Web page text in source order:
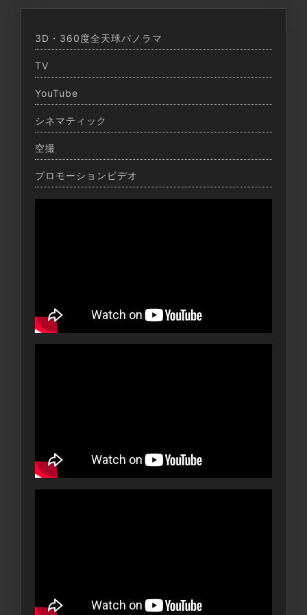
3D・360度全天球パノラマ
TV
YouTube
シネマティック
空撮
プロモーションビデオ